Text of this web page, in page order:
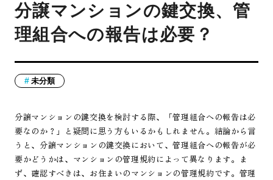
分譲マンションの鍵交換、管
理組合への報告は必要？
未分類
分譲マンションの鍵交換を検討する際、「管理組合への報告は必
要なのか？」と疑問に思う方もいるかもしれません。結論から言
うと、分譲マンションの鍵交換において、管理組合への報告が必
要かどうかは、マンションの管理規約によって異なります。ま
ず、確認すべきは、お住まいのマンションの管理規約です。管理